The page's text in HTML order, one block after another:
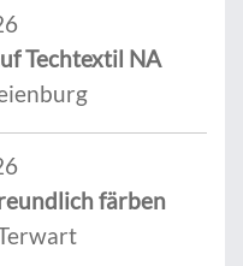
Techtextil NA
färben